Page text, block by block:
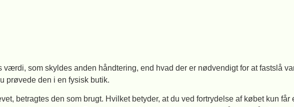
som skyldes anden håndtering, end hvad der er nødvendigt for at fastslå
prøvede den i en fysisk butik.
betragtes den som brugt. Hvilket betyder, at du ved fortrydelse af købet kun